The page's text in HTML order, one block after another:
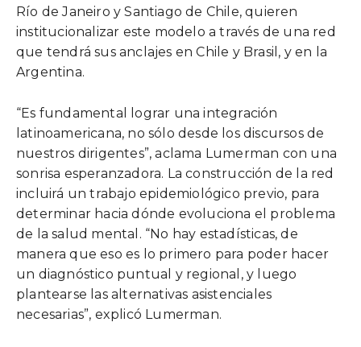
Río de Janeiro y Santiago de Chile, quieren
institucionalizar este modelo a través de una red
que tendrá sus anclajes en Chile y Brasil, y en la
Argentina.
“Es fundamental lograr una integración
latinoamericana, no sólo desde los discursos de
nuestros dirigentes”, aclama Lumerman con una
sonrisa esperanzadora. La construcción de la red
incluirá un trabajo epidemiológico previo, para
determinar hacia dónde evoluciona el problema
de la salud mental. “No hay estadísticas, de
manera que eso es lo primero para poder hacer
un diagnóstico puntual y regional, y luego
plantearse las alternativas asistenciales
necesarias”, explicó Lumerman.